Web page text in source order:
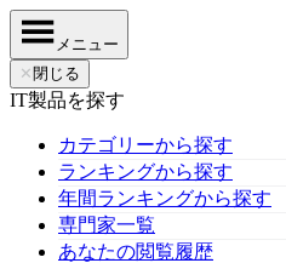
メニュー
✕ 閉じる
IT製品を探す
カテゴリーから探す
ランキングから探す
年間ランキングから探す
専門家一覧
あなたの閲覧履歴